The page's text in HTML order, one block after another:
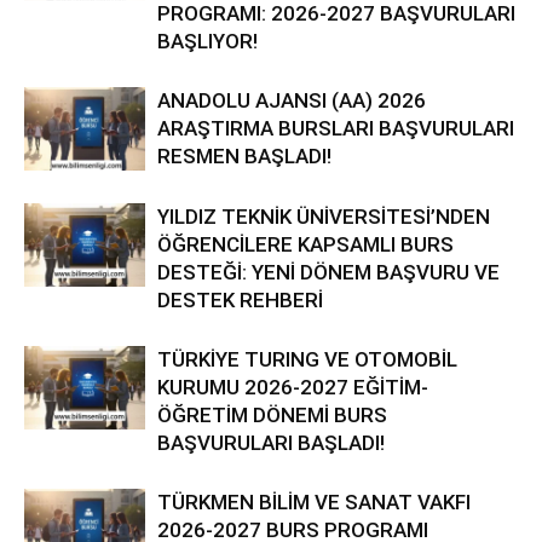
PROGRAMI: 2026-2027 BAŞVURULARI
BAŞLIYOR!
ANADOLU AJANSI (AA) 2026
ARAŞTIRMA BURSLARI BAŞVURULARI
RESMEN BAŞLADI!
YILDIZ TEKNİK ÜNİVERSİTESİ’NDEN
ÖĞRENCİLERE KAPSAMLI BURS
DESTEĞİ: YENİ DÖNEM BAŞVURU VE
DESTEK REHBERİ
TÜRKİYE TURING VE OTOMOBİL
KURUMU 2026-2027 EĞİTİM-
ÖĞRETİM DÖNEMİ BURS
BAŞVURULARI BAŞLADI!
TÜRKMEN BİLİM VE SANAT VAKFI
2026-2027 BURS PROGRAMI